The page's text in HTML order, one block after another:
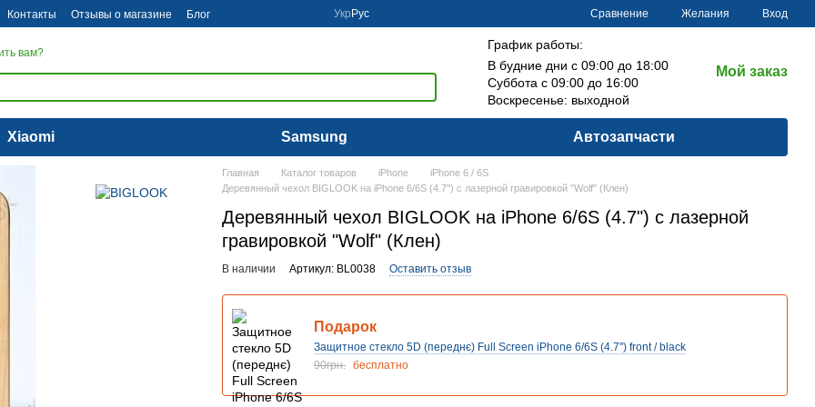
Контакты Отзывы о магазине Блог Укр Рус Сравнение Желания Вход
вам?
График работы:
В будние дни с 09:00 до 18:00
Суббота с 09:00 до 16:00
Воскресенье: выходной
Мой заказ
Xiaomi Samsung Автозапчасти
Главная Каталог товаров iPhone
iPhone 6 / 6S
Деревянный чехол BIGLOOK на iPhone 6/6S (4.7") с лазерной гравировкой "Wolf" (Клен)
Деревянный чехол BIGLOOK на iPhone 6/6S (4.7") с лазерной
гравировкой "Wolf" (Клен)
В наличии Артикул: BL0038 Оставить отзыв
Подарок
Защитное стекло 5D (переднє) Full Screen iPhone 6/6S (4.7'') front / black
90грн. бесплатно